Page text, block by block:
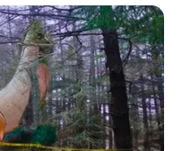
el Parque Nacional
aguantan las
eucaliptos y